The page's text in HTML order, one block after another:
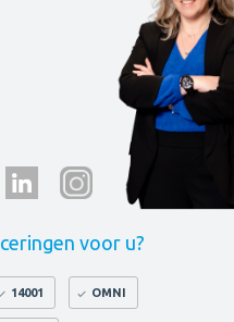
voor u?
14001 OMNI